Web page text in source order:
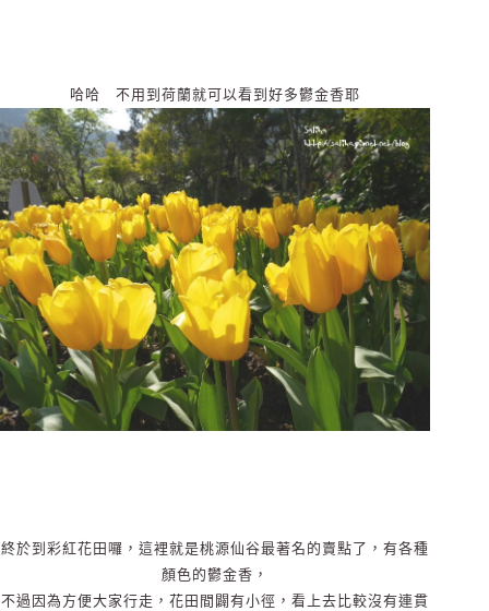
哈哈 不用到荷蘭就可以看到好多鬱金香耶
終於到彩紅花田囉，這裡就是桃源仙谷最著名的賣點了，有各種
顏色的鬱金香，
不過因為方便大家行走，花田間闢有小徑，看上去比較沒有連貫